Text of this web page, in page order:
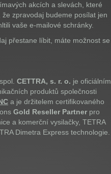
akcích a slevách, které
že zpravodaj budeme posílat jen
vaše e-mailové schránky.
přestane líbit, máte možnost se
CETTRA, s. r. o. je oficiálním
produktů společnosti
a je držitelem certifikovaného
Gold Reseller Partnerpro
a komerční vysilačky, TETRA
Dimetra Express technologie.